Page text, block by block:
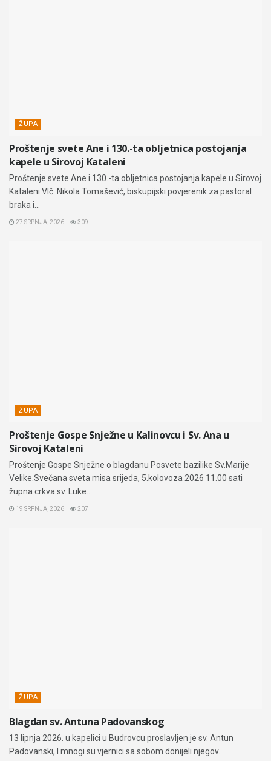
ŽUPA
Proštenje svete Ane i 130.-ta obljetnica postojanja
kapele u Sirovoj Kataleni
Proštenje svete Ane i 130.-ta obljetnica postojanja kapele u Sirovoj
Kataleni Vlč. Nikola Tomašević, biskupijski povjerenik za pastoral
braka i...
27 SRPNJA, 2026 309
ŽUPA
Proštenje Gospe Snježne u Kalinovcu i Sv. Ana u
Sirovoj Kataleni
Proštenje Gospe Snježne o blagdanu Posvete bazilike Sv.Marije
Velike.Svečana sveta misa srijeda, 5.kolovoza 2026 11.00 sati
župna crkva sv. Luke...
19 SRPNJA, 2026 207
ŽUPA
Blagdan sv. Antuna Padovanskog
13 lipnja 2026. u kapelici u Budrovcu proslavljen je sv. Antun
Padovanski, I mnogi su vjernici sa sobom donijeli njegov...